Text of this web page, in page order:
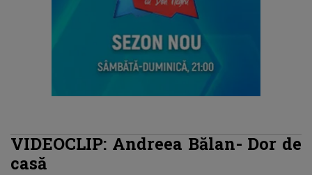
VIDEOCLIP: Andreea Bălan- Dor de
casă